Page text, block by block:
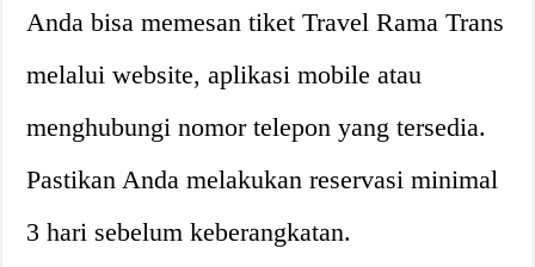
Anda bisa memesan tiket Travel Rama Trans
melalui website, aplikasi mobile atau
menghubungi nomor telepon yang tersedia.
Pastikan Anda melakukan reservasi minimal
3 hari sebelum keberangkatan.